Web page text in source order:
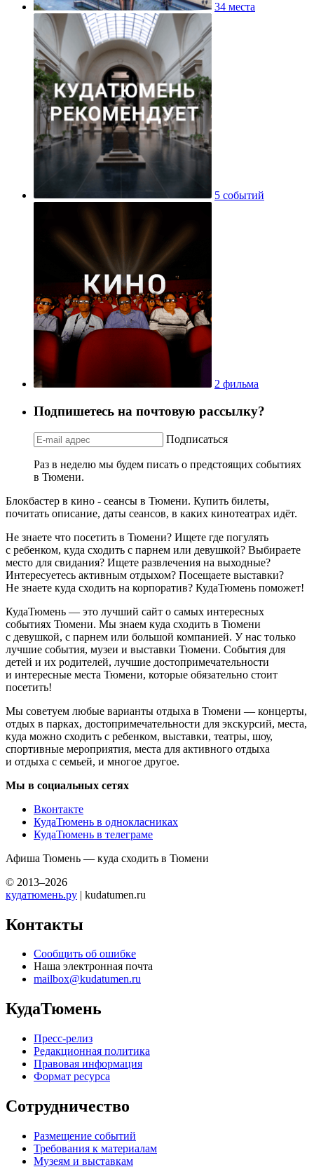
34 места
5 событий
2 фильма
Подпишетесь на почтовую рассылку?
Подписаться
Раз в неделю мы будем писать о предстоящих событиях
в Тюмени.
Блокбастер в кино - сеансы в Тюмени. Купить билеты,
почитать описание, даты сеансов, в каких кинотеатрах идёт.
Не знаете что посетить в Тюмени? Ищете где погулять
с ребенком, куда сходить с парнем или девушкой? Выбираете
место для свидания? Ищете развлечения на выходные?
Интересуетесь активным отдыхом? Посещаете выставки?
Не знаете куда сходить на корпоратив? КудаТюмень поможет!
КудаТюмень — это лучший сайт о самых интересных
событиях Тюмени. Мы знаем куда сходить в Тюмени
с девушкой, с парнем или большой компанией. У нас только
лучшие события, музеи и выставки Тюмени. События для
детей и их родителей, лучшие достопримечательности
и интересные места Тюмени, которые обязательно стоит
посетить!
Мы советуем любые варианты отдыха в Тюмени — концерты,
отдых в парках, достопримечательности для экскурсий, места,
куда можно сходить с ребенком, выставки, театры, шоу,
спортивные мероприятия, места для активного отдыха
и отдыха с семьей, и многое другое.
Мы в социальных сетях
Вконтакте
КудаТюмень в однокласниках
КудаТюмень в телеграме
Афиша Тюмень — куда сходить в Тюмени
© 2013–2026
кудатюмень.ру | kudatumen.ru
Контакты
Сообщить об ошибке
Наша электронная почта
mailbox@kudatumen.ru
КудаТюмень
Пресс-релиз
Редакционная политика
Правовая информация
Формат ресурса
Сотрудничество
Размещение событий
Требования к материалам
Музеям и выставкам